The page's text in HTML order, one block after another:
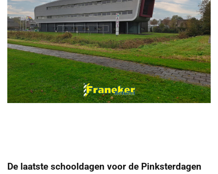
De laatste schooldagen voor de Pinksterdagen